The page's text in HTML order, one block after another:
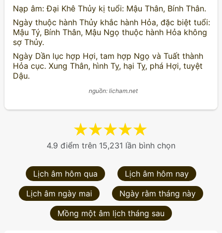
Nạp âm: Đại Khê Thủy kị tuổi: Mậu Thân, Bính Thân.
Ngày thuộc hành Thủy khắc hành Hỏa, đặc biệt tuổi:
Mậu Tý, Bính Thân, Mậu Ngọ thuộc hành Hỏa không
sợ Thủy.
Ngày Dần lục hợp Hợi, tam hợp Ngọ và Tuất thành
Hỏa cục. Xung Thân, hình Tỵ, hại Tỵ, phá Hợi, tuyệt
Dậu.
nguồn: licham.net
★
★
★
★
★
4.9 điểm trên 15,231 lần bình chọn
Lịch âm hôm qua
Lịch âm hôm nay
Lịch âm ngày mai
Ngày rằm tháng này
Mồng một âm lịch tháng sau